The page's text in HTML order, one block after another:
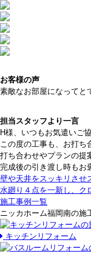
お客様の声
素敵なお部屋になってと
担当スタッフより一言
H様、いつもお気遣いご
この度の工事も、お打ち
打ち合わせやプランの提
完成後の引き渡し時もお
壁や天井をスッキリさせ
水廻り４点を一新し、ク
施工事例一覧
ニッカホーム福岡南の施
キッチンリフォーム